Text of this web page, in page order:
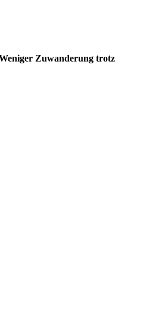
Zuwanderung trotz